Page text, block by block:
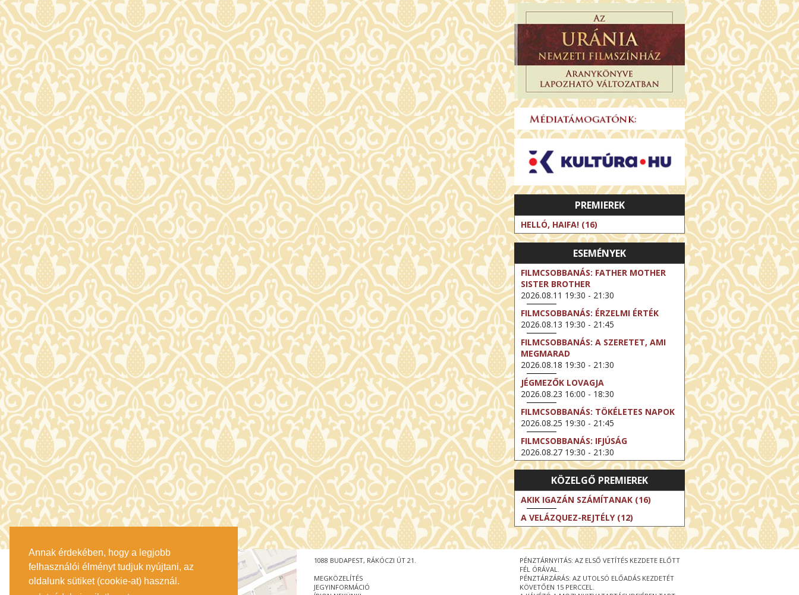
Annak érdekében, hogy a legjobb
felhasználói élményt tudjuk nyújtani, az
oldalunk sütiket (cookie-at) használ.
PREMIEREK
HELLÓ, HAIFA! (16)
ESEMÉNYEK
FILMCSOBBANÁS: FATHER MOTHER
SISTER BROTHER
2026.08.11 19:30 - 21:30
FILMCSOBBANÁS: ÉRZELMI ÉRTÉK
2026.08.13 19:30 - 21:45
FILMCSOBBANÁS: A SZERETET, AMI
MEGMARAD
2026.08.18 19:30 - 21:30
JÉGMEZŐK LOVAGJA
2026.08.23 16:00 - 18:30
FILMCSOBBANÁS: TÖKÉLETES NAPOK
2026.08.25 19:30 - 21:45
FILMCSOBBANÁS: IFJÚSÁG
2026.08.27 19:30 - 21:30
EXHIBITION ON SCREEN: VINCENT
VAN GOGH - ÚJ LÁTÁSMÓD
2026.08.30 11:00 - 12:30
NT LIVE / DAVID IRELAND: THE FIFTH
STEP
2026.09.01 19:00 - 21:00
BERLIN ELESTE
2026.09.13 16:00 - 19:00
NT LIVE / OSCAR WILDE: THE
IMPORTANCE OF BEING EARNEST
KÖZELGŐ PREMIEREK
AKIK IGAZÁN SZÁMÍTANAK (16)
A VELÁZQUEZ-REJTÉLY (12)
PÉNZTÁRNYITÁS: AZ ELSŐ VETÍTÉS KEZDETE ELŐTT
FÉL ÓRÁVAL.
PÉNZTÁRZÁRÁS: AZ UTOLSÓ ELŐADÁS KEZDETÉT
KÖVETŐEN 15 PERCCEL.
1088 BUDAPEST, RÁKÓCZI ÚT 21.
MEGKÖZELÍTÉS
JEGYINFORMÁCIÓ